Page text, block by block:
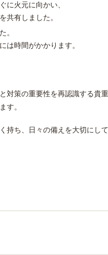
に火元に向かい、
共有しました。
。
は時間がかかります。
策の重要性を再認識する貴
す。
ち、日々の備えを大切にして